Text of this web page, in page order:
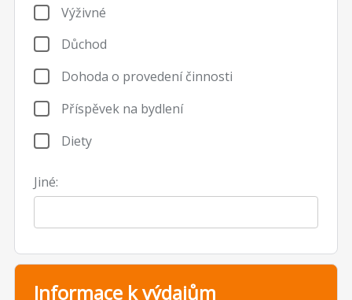
Výživné
Důchod
Dohoda o provedení činnosti
Příspěvek na bydlení
Diety
Jiné:
Informace k výdajům